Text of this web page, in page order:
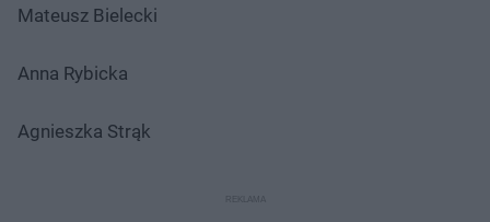
Mateusz Bielecki
Anna Rybicka
Agnieszka Strąk